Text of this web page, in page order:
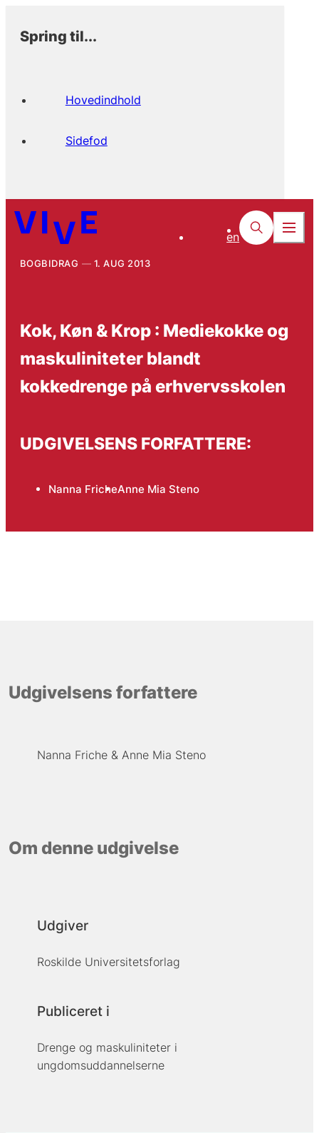
Spring til...
Hovedindhold
Sidefod
en
BOGBIDRAG 1. AUG 2013
Kok, Køn & Krop : Mediekokke og
maskuliniteter blandt
kokkedrenge på erhvervsskolen
UDGIVELSENS FORFATTERE:
Nanna FricheAnne Mia Steno
Udgivelsens forfattere
Nanna Friche Anne Mia Steno
Om denne udgivelse
Udgiver
Roskilde Universitetsforlag
Publiceret i
Drenge og maskuliniteter i
ungdomsuddannelserne